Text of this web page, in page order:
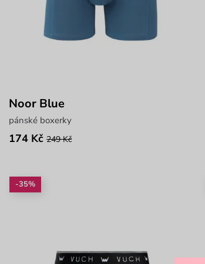
Noor Blue
pánské boxerky
174 Kč 249 Kč
-35%